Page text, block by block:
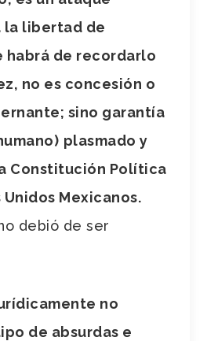
libertad de
habrá de recordarlo
no es concesión o
sino garantía
plasmado y
Constitución Política
Mexicanos.
debió de ser
no
de absurdas e